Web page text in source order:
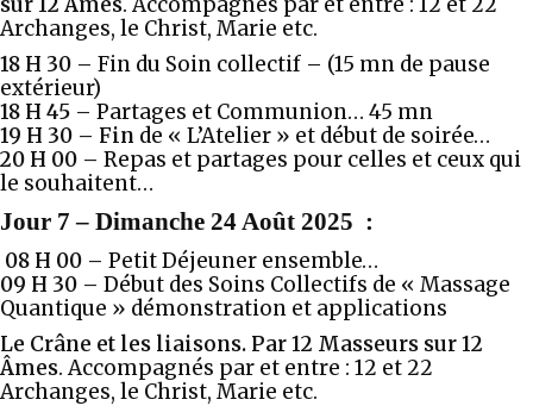
Archanges, le Christ, Marie etc.
18 H 30 – Fin du Soin collectif – (15 mn de pause
extérieur)
18 H 45 – Partages et Communion… 45 mn
19 H 30 – Fin de « L’Atelier » et début de soirée…
20 H 00 – Repas et partages pour celles et ceux qui
le souhaitent…
Jour 7 – Dimanche 24 Août 2025 :
08 H 00 – Petit Déjeuner ensemble…
09 H 30 – Début des Soins Collectifs de « Massage
Quantique » démonstration et applications
Le Crâne et les liaisons. Par 12 Masseurs sur 12
Âmes. Accompagnés par et entre : 12 et 22
Archanges, le Christ, Marie etc.